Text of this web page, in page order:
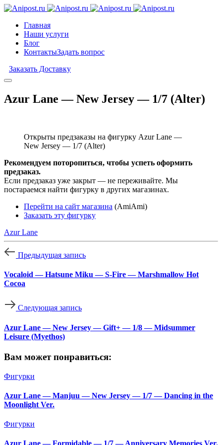
Главная
Наши услуги
Блог
КонтактыЗадать вопрос
Заказать Доставку
Azur Lane — New Jersey — 1/7 (Alter)
Открыты предзаказы на фигурку Azur Lane —
New Jersey — 1/7 (Alter)
Рекомендуем поторопиться, чтобы успеть оформить
предзаказ.
Если предзаказ уже закрыт — не переживайте. Мы
постараемся найти фигурку в других магазинах.
Перейти на сайт магазина (AmiAmi)
Заказать эту фигурку
Azur Lane
Предыдущая запись
Vocaloid — Hatsune Miku — S-Fire — Marshmallow Hot
Cocoa
Следующая запись
Azur Lane — New Jersey — Gift+ — 1/8 — Midsummer
Leisure (Myethos)
Вам может понравиться:
Фигурки
Azur Lane — Manjuu — New Jersey — 1/7 — Dancing in the
Moonlight Ver.
Фигурки